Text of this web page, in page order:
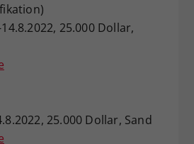
25.000 Dollar,
25.000 Dollar, Sand